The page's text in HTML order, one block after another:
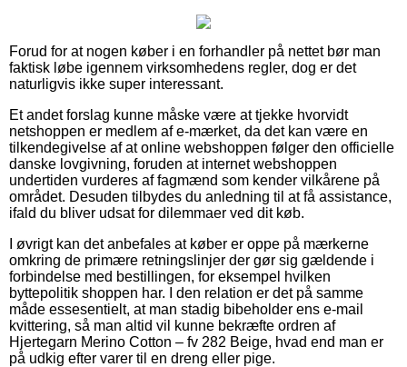
Forud for at nogen køber i en forhandler på nettet bør man
faktisk løbe igennem virksomhedens regler, dog er det
naturligvis ikke super interessant.
Et andet forslag kunne måske være at tjekke hvorvidt
netshoppen er medlem af e-mærket, da det kan være en
tilkendegivelse af at online webshoppen følger den officielle
danske lovgivning, foruden at internet webshoppen
undertiden vurderes af fagmænd som kender vilkårene på
området. Desuden tilbydes du anledning til at få assistance,
ifald du bliver udsat for dilemmaer ved dit køb.
I øvrigt kan det anbefales at køber er oppe på mærkerne
omkring de primære retningslinjer der gør sig gældende i
forbindelse med bestillingen, for eksempel hvilken
byttepolitik shoppen har. I den relation er det på samme
måde essesentielt, at man stadig bibeholder ens e-mail
kvittering, så man altid vil kunne bekræfte ordren af
Hjertegarn Merino Cotton – fv 282 Beige, hvad end man er
på udkig efter varer til en dreng eller pige.